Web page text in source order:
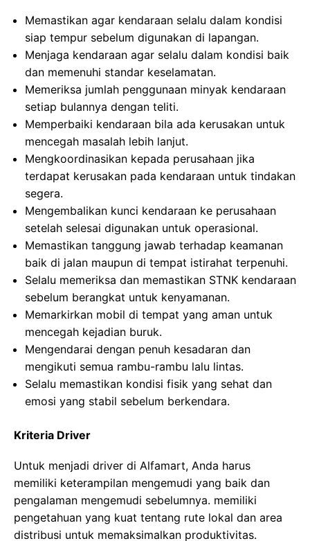
Memastikan agar kendaraan selalu dalam kondisi
siap tempur sebelum digunakan di lapangan.
Menjaga kendaraan agar selalu dalam kondisi baik
dan memenuhi standar keselamatan.
Memeriksa jumlah penggunaan minyak kendaraan
setiap bulannya dengan teliti.
Memperbaiki kendaraan bila ada kerusakan untuk
mencegah masalah lebih lanjut.
Mengkoordinasikan kepada perusahaan jika
terdapat kerusakan pada kendaraan untuk tindakan
segera.
Mengembalikan kunci kendaraan ke perusahaan
setelah selesai digunakan untuk operasional.
Memastikan tanggung jawab terhadap keamanan
baik di jalan maupun di tempat istirahat terpenuhi.
Selalu memeriksa dan memastikan STNK kendaraan
sebelum berangkat untuk kenyamanan.
Memarkirkan mobil di tempat yang aman untuk
mencegah kejadian buruk.
Mengendarai dengan penuh kesadaran dan
mengikuti semua rambu-rambu lalu lintas.
Selalu memastikan kondisi fisik yang sehat dan
emosi yang stabil sebelum berkendara.
Kriteria Driver
Untuk menjadi driver di Alfamart, Anda harus
memiliki keterampilan mengemudi yang baik dan
pengalaman mengemudi sebelumnya. memiliki
pengetahuan yang kuat tentang rute lokal dan area
distribusi untuk memaksimalkan produktivitas.